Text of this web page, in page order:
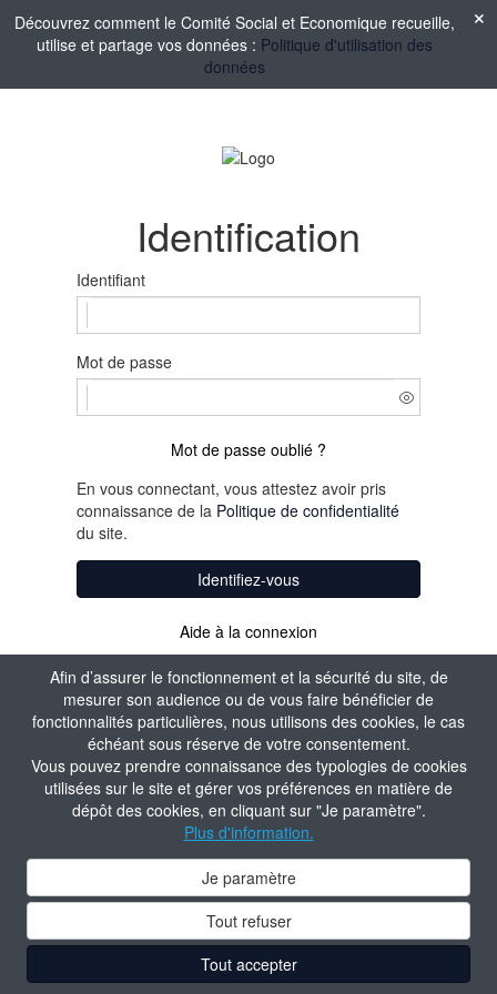
Afin d’assurer le fonctionnement et la sécurité du site, de
mesurer son audience ou de vous faire bénéficier de
fonctionnalités particulières, nous utilisons des cookies, le cas
échéant sous réserve de votre consentement.
Vous pouvez prendre connaissance des typologies de cookies
utilisées sur le site et gérer vos préférences en matière de
dépôt des cookies, en cliquant sur "Je paramètre".
Plus d'information.
Je paramètre
Tout refuser
Tout accepter
Découvrez comment le Comité Social et Economique recueille,
utilise et partage vos données : Politique d'utilisation des
données
Identification
Identifiant
Mot de passe
Mot de passe oublié ?
En vous connectant, vous attestez avoir pris
connaissance de la Politique de confidentialité
du site.
Identifiez-vous
Aide à la connexion